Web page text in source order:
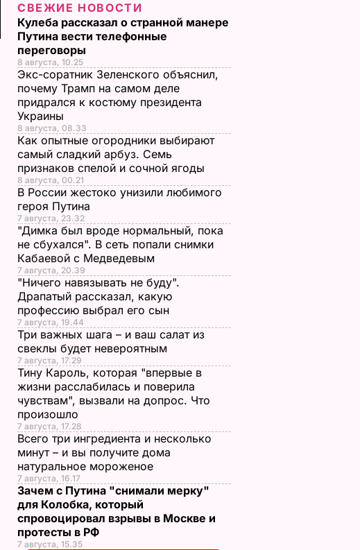
СВЕЖИЕ НОВОСТИ
Кулеба рассказал о странной манере
Путина вести телефонные
переговоры
8 августа, 10.25
Экс-соратник Зеленского объяснил,
почему Трамп на самом деле
придрался к костюму президента
Украины
8 августа, 08.33
Как опытные огородники выбирают
самый сладкий арбуз. Семь
признаков спелой и сочной ягоды
8 августа, 00.21
В России жестоко унизили любимого
героя Путина
7 августа, 23.32
"Димка был вроде нормальный, пока
не сбухался". В сеть попали снимки
Кабаевой с Медведевым
7 августа, 20.39
"Ничего навязывать не буду".
Драпатый рассказал, какую
профессию выбрал его сын
7 августа, 19.44
Три важных шага – и ваш салат из
свеклы будет невероятным
7 августа, 17.29
Тину Кароль, которая "впервые в
жизни расслабилась и поверила
чувствам", вызвали на допрос. Что
произошло
7 августа, 17.28
Всего три ингредиента и несколько
минут – и вы получите дома
натуральное мороженое
7 августа, 16.17
Зачем с Путина "снимали мерку"
для Колобка, который
спровоцировал взрывы в Москве и
протесты в РФ
7 августа, 15.35